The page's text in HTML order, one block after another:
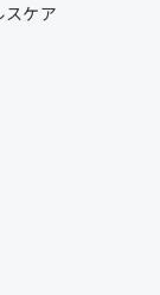
スケア